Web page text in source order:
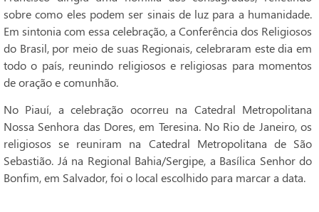
sobre como eles podem ser sinais de luz para a humanidade.
Em sintonia com essa celebração, a Conferência dos Religiosos
do Brasil, por meio de suas Regionais, celebraram este dia em
todo o país, reunindo religiosos e religiosas para momentos
de oração e comunhão.
No Piauí, a celebração ocorreu na Catedral Metropolitana
Nossa Senhora das Dores, em Teresina. No Rio de Janeiro, os
religiosos se reuniram na Catedral Metropolitana de São
Sebastião. Já na Regional Bahia/Sergipe, a Basílica Senhor do
Bonfim, em Salvador, foi o local escolhido para marcar a data.